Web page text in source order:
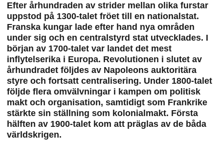
Efter århundraden av strider mellan olika furstar
uppstod på 1300-talet fröet till en nationalstat.
Franska kungar lade efter hand nya områden
under sig och en centralstyrd stat utvecklades. I
början av 1700-talet var landet det mest
inflytelserika i Europa. Revolutionen i slutet av
århundradet följdes av Napoleons auktoritära
styre och fortsatt centralisering. Under 1800-talet
följde flera omvälvningar i kampen om politisk
makt och organisation, samtidigt som Frankrike
stärkte sin ställning som kolonialmakt. Första
hälften av 1900-talet kom att präglas av de båda
världskrigen.